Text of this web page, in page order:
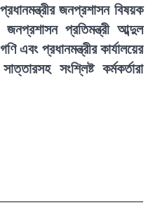
জনপ্রশাসন বিষয়ক
জনপ্রশাসন প্রতিমন্ত্রী আব্দুল
এবং প্রধানমন্ত্রীর কার্যালয়ের
সংশ্লিষ্ট কর্মকর্তারা